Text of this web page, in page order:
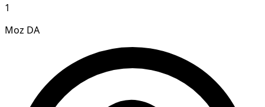
1
Moz DA